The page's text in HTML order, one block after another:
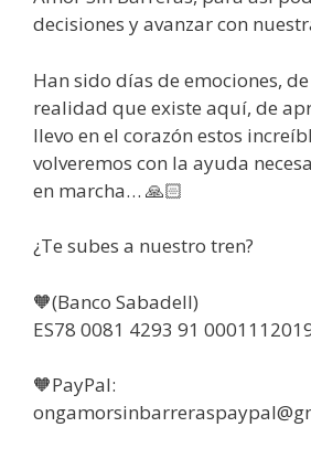
decisiones y avanzar con
Han sido días de emociones,
realidad que existe aquí, de
llevo en el corazón estos
volveremos con la ayuda
en marcha… 🙏🏻
¿Te subes a nuestro tren?
🧡(Banco Sabadell)
ES78 0081 4293 91
🧡PayPal: